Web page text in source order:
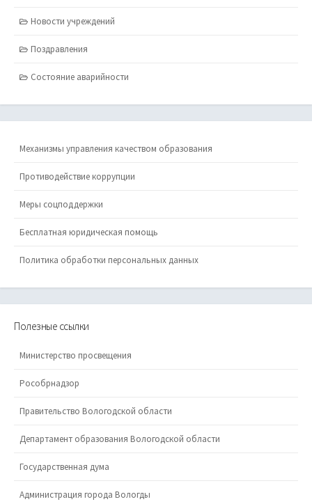
Новости учреждений
Поздравления
Состояние аварийности
Механизмы управления качеством образования
Противодействие коррупции
Меры соцподдержки
Бесплатная юридическая помощь
Политика обработки персональных данных
Полезные ссылки
Министерство просвещения
Рособрнадзор
Правительство Вологодской области
Департамент образования Вологодской области
Государственная дума
Администрация города Вологды